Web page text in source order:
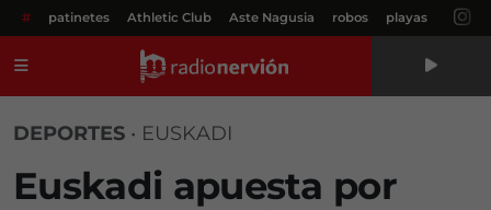
# patinetes Athletic Club Aste Nagusia robos playas
DEPORTES • EUSKADI
Euskadi apuesta por